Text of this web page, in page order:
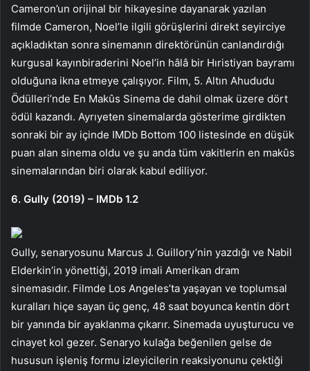
Cameron’un orijinal bir hikayesine dayanarak yazılan
filmde Cameron, Noel’le ilgili görüşlerini direkt seyirciye
açıkladıktan sonra sinemanın direktörünün canlandırdığı
kurgusal kayınbiraderini Noel’in hâlâ bir Hıristiyan bayramı
olduğuna ikna etmeye çalışıyor. Film, 5. Altın Ahududu
Ödülleri’nde En Makûs Sinema de dahil olmak üzere dört
ödül kazandı. Ayrıyeten sinemalarda gösterime girdikten
sonraki bir ay içinde IMDb Bottom 100 listesinde en düşük
puan alan sinema oldu ve şu anda tüm vakitlerin en makûs
sinemalarından biri olarak kabul ediliyor.
6. Gully (2019) – IMDb 1.2
Gully, senaryosunu Marcus J. Guillory’nin yazdığı ve Nabil
Elderkin’in yönettiği, 2019 imali Amerikan dram
sinemasıdır. Filmde Los Angeles’ta yaşayan ve toplumsal
kuralları hiçe sayan üç genç, 48 saat boyunca kentin dört
bir yanında bir ayaklanma çıkarır. Sinemada uyuşturucu ve
cinayet kol gezer. Senaryo kulağa beğenilen gelse de
hususun işleniş formu izleyicilerin reaksiyonunu çektiği